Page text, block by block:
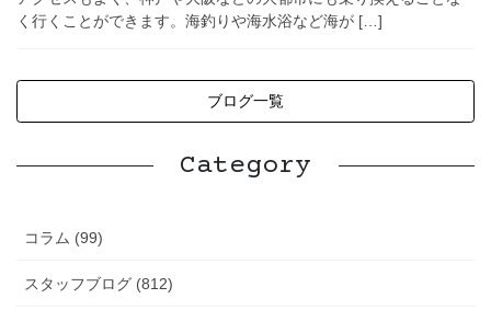
く行くことができます。海釣りや海水浴など海が […]
ブログ一覧
Category
コラム (99)
スタッフブログ (812)